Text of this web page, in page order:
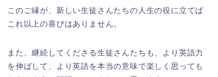
このご縁が、新しい生徒さんたちの人生の役に立てば
これ以上の喜びはありません。
また、継続してくださる生徒さんたちも、より英語力
を伸ばして、より英語を本当の意味で楽しく思っても